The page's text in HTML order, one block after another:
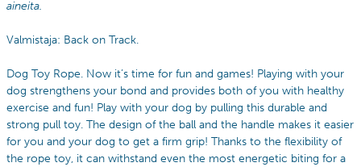
aineita.
Valmistaja: Back on Track.
Dog Toy Rope. Now it’s time for fun and games! Playing with your
dog strengthens your bond and provides both of you with healthy
exercise and fun! Play with your dog by pulling this durable and
strong pull toy. The design of the ball and the handle makes it easier
for you and your dog to get a firm grip! Thanks to the flexibility of
the rope toy, it can withstand even the most energetic biting for a